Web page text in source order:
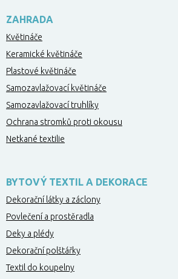
ZAHRADA
Květináče
Keramické květináče
Plastové květináče
Samozavlažovací květináče
Samozavlažovací truhlíky
Ochrana stromků proti okousu
Netkané textilie
BYTOVÝ TEXTIL A DEKORACE
Dekorační látky a záclony
Povlečení a prostěradla
Deky a plédy
Dekorační polštářky
Textil do koupelny